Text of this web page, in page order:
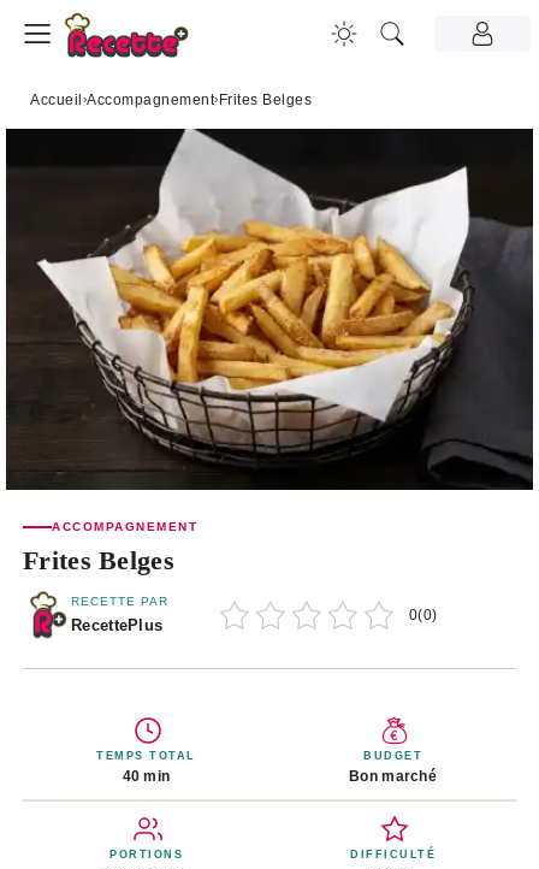
Accueil ›Accompagnement› Frites Belges
ACCOMPAGNEMENT
Frites Belges
RECETTE PAR
RecettePlus
0(0)
TEMPS TOTAL
40 min
BUDGET
Bon marché
PORTIONS DIFFICULTÉ